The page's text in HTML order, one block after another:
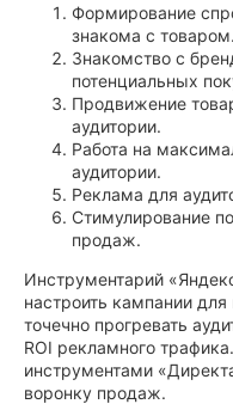
Формирование
знакома с товаром.
Знакомство с
потенциальных
Продвижение
аудитории.
Работа на
аудитории.
Реклама для
Стимулирование
продаж.
Инструментарий
настроить кампании
точечно прогревать
ROI рекламного
инструментами
воронку продаж.